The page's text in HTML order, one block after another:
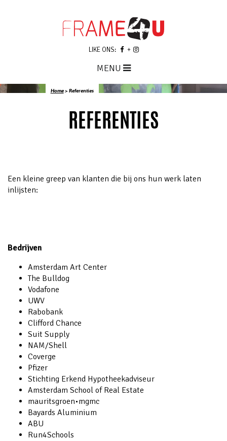
Home>Referenties
LIKE ONS:
MENU
REFERENTIES
Een kleine greep van klanten die bij ons hun werk laten
inlijsten:
Bedrijven
Amsterdam Art Center
The Bulldog
Vodafone
UWV
Rabobank
Clifford Chance
Suit Supply
NAM/Shell
Coverge
Pfizer
Stichting Erkend Hypotheekadviseur
Amsterdam School of Real Estate
mauritsgroen•mgmc
Bayards Aluminium
ABU
Run4Schools